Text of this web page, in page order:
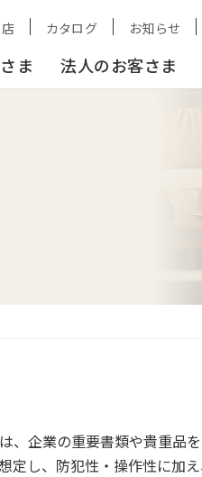
カタログ お知らせ
ま 法人のお客さま
、企業の重要書類や貴重品
定し、防犯性・操作性に加